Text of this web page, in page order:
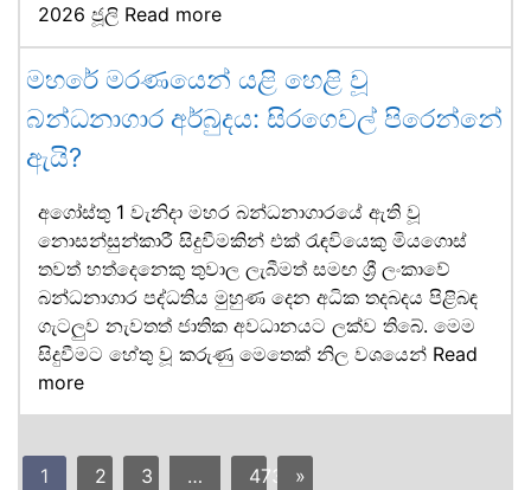
2026 ජූලි Read more
මහරේ මරණයෙන් යළි හෙළි වූ
බන්ධනාගාර අර්බුදය: සිරගෙවල් පිරෙන්නේ
ඇයි?
අගෝස්තු 1 වැනිදා මහර බන්ධනාගාරයේ ඇති වූ
නොසන්සුන්කාරී සිදුවීමකින් එක් රැඳවියෙකු මියගොස්
තවත් හත්දෙනෙකු තුවාල ලැබීමත් සමඟ ශ්‍රී ලංකාවේ
බන්ධනාගාර පද්ධතිය මුහුණ දෙන අධික තදබදය පිළිබඳ
ගැටලුව නැවතත් ජාතික අවධානයට ලක්ව තිබේ. මෙම
සිදුවීමට හේතු වූ කරුණු මෙතෙක් නිල වශයෙන් Read
more
1 2 3 … 473 »